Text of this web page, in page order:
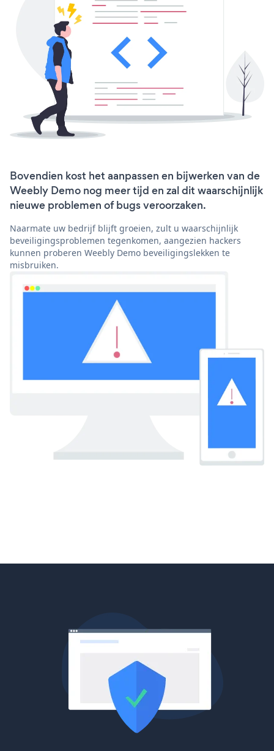
Bovendien kost het aanpassen en bijwerken van de
Weebly Demo nog meer tijd en zal dit waarschijnlijk
nieuwe problemen of bugs veroorzaken.
Naarmate uw bedrijf blijft groeien, zult u waarschijnlijk
beveiligingsproblemen tegenkomen, aangezien hackers
kunnen proberen Weebly Demo beveiligingslekken te
misbruiken.